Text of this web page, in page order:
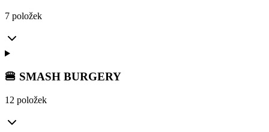
7 položek
🍔 SMASH BURGERY
12 položek